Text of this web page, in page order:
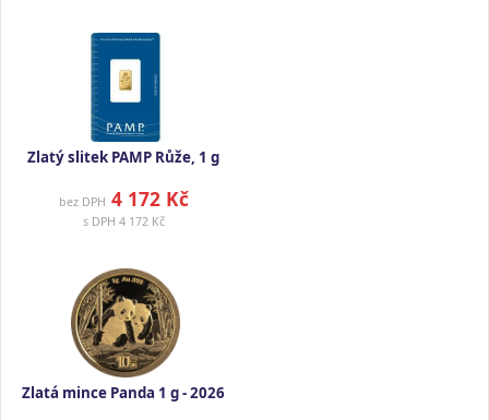
Zlatý slitek PAMP Růže, 1 g
bez DPH 4 172 Kč
s DPH 4 172 Kč
Zlatá mince Panda 1 g - 2026